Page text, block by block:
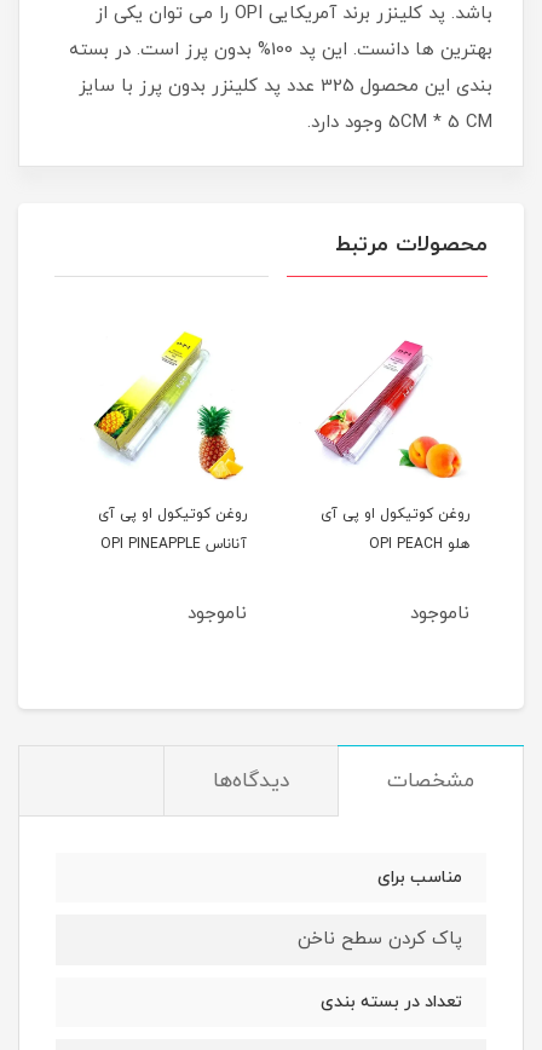
باشد. پد کلینزر برند آمریکایی OPI را می توان یکی از
بهترین ها دانست. این پد 100% بدون پرز است. در بسته
بندی این محصول 325 عدد پد کلینزر بدون پرز با سایز
5CM * 5 CM وجود دارد.
محصولات مرتبط
روغن کوتیکول او پی آی
هلو OPI PEACH
ناموجود
روغن کوتیکول او پی آی
آناناس OPI PINEAPPLE
ناموجود
مشخصات دیدگاه‌ها
مناسب برای
پاک کردن سطح ناخن
تعداد در بسته بندی